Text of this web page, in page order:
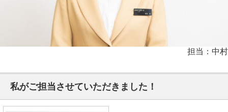
担当：中村
私がご担当させていただきました！